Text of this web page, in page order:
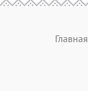
Главная